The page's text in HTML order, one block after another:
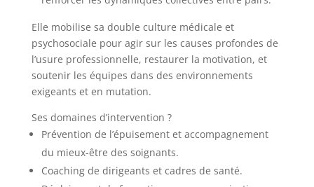
Elle mobilise sa double culture médicale et
psychosociale pour agir sur les causes profondes de
l’usure professionnelle, restaurer la motivation, et
soutenir les équipes dans des environnements
exigeants et en mutation.
Ses domaines d’intervention ?
Prévention de l’épuisement et accompagnement
du mieux-être des soignants.
Coaching de dirigeants et cadres de santé.